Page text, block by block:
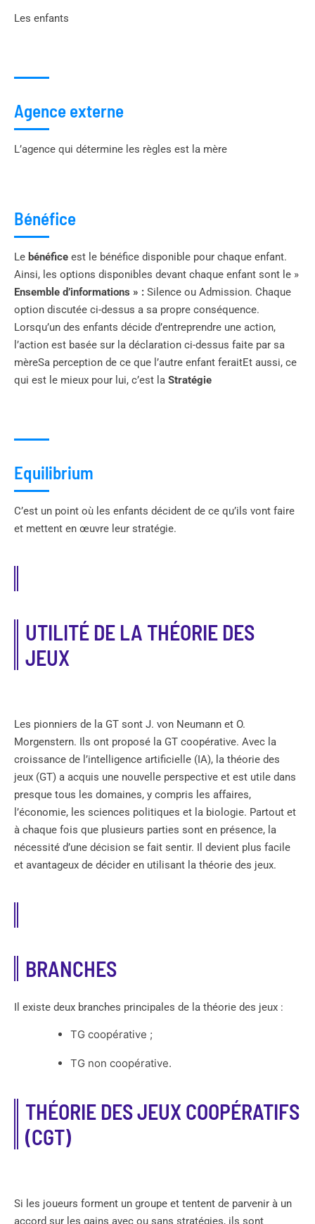
Les enfants
Agence externe
L’agence qui détermine les règles est la mère
Bénéfice
Le bénéfice est le bénéfice disponible pour chaque enfant.
Ainsi, les options disponibles devant chaque enfant sont le »
Ensemble d’informations » : Silence ou Admission. Chaque
option discutée ci-dessus a sa propre conséquence.
Lorsqu’un des enfants décide d’entreprendre une action,
l’action est basée sur la déclaration ci-dessus faite par sa
mèreSa perception de ce que l’autre enfant feraitEt aussi, ce
qui est le mieux pour lui, c’est la Stratégie
Equilibrium
C’est un point où les enfants décident de ce qu’ils vont faire
et mettent en œuvre leur stratégie.
UTILITÉ DE LA THÉORIE DES
JEUX
Les pionniers de la GT sont J. von Neumann et O.
Morgenstern. Ils ont proposé la GT coopérative. Avec la
croissance de l’intelligence artificielle (IA), la théorie des
jeux (GT) a acquis une nouvelle perspective et est utile dans
presque tous les domaines, y compris les affaires,
l’économie, les sciences politiques et la biologie. Partout et
à chaque fois que plusieurs parties sont en présence, la
nécessité d’une décision se fait sentir. Il devient plus facile
et avantageux de décider en utilisant la théorie des jeux.
BRANCHES
Il existe deux branches principales de la théorie des jeux :
TG coopérative ;
TG non coopérative.
THÉORIE DES JEUX COOPÉRATIFS
(CGT)
Si les joueurs forment un groupe et tentent de parvenir à un
accord sur les gains avec ou sans stratégies, ils sont